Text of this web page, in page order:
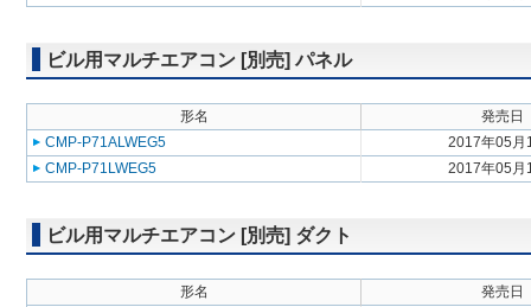
ビル用マルチエアコン [別売] パネル
形名
発売日
CMP-P71ALWEG5
2017年05月
CMP-P71LWEG5
2017年05月
ビル用マルチエアコン [別売] ダクト
形名 発売日